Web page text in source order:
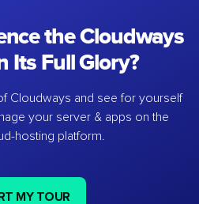
the Cloudways
Its Full Glory?
Cloudways and see for yourself
your server & apps on the
hosting platform.
MY TOUR